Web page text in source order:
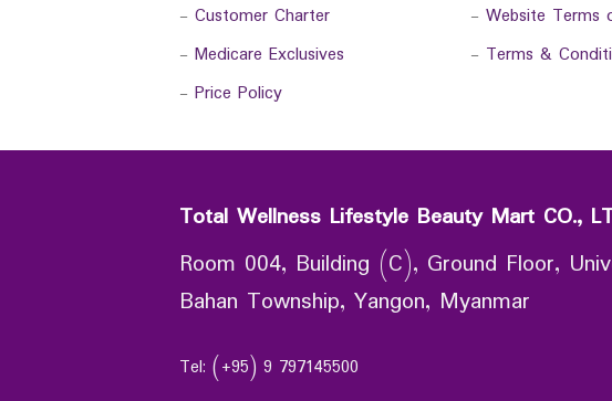
- Customer Charter
- Medicare Exclusives
- Price Policy
- Website Terms
- Terms &
Total Wellness Lifestyle Beauty Mart CO.,
Room 004, Building (C), Ground Floor,
Bahan Township, Yangon, Myanmar
Tel: (+95) 9 797145500